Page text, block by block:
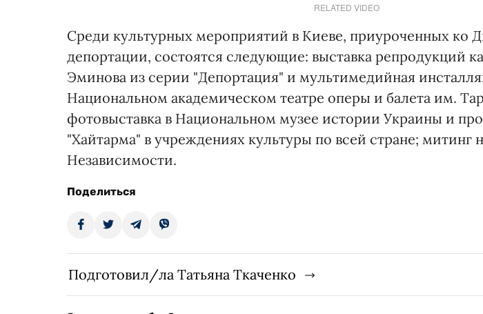
RELATED VIDEO
Среди культурных мероприятий в Киеве, приуроченных ко
депортации, состоятся следующие: выставка репродукций
Эминова из серии "Депортация" и мультимедийная
Национальном академическом театре оперы и балета им.
фотовыставка в Национальном музее истории Украины и
"Хайтарма" в учреждениях культуры по всей стране; митинг
Независимости.
Поделиться
Подготовил/ла Татьяна Ткаченко